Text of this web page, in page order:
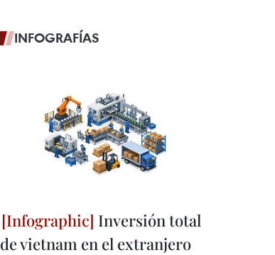
INFOGRAFÍAS
Inversión total
de vietnam en el extranjero